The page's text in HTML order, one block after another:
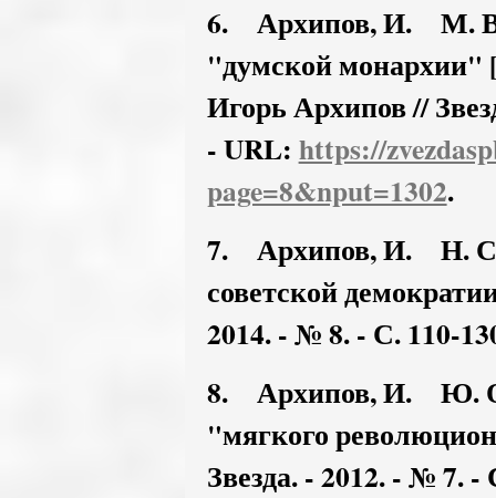
6. Архипов, И. М. В.
"думской монархии"
Игорь Архипов //
- URL: https://
page=8&nput=1302.
7. Архипов, И. Н. С.
советской
2014. - № 8. - С. 110-
8. Архипов, И. Ю. О.
"мягкого
Звезда. - 2012. - № 7. -